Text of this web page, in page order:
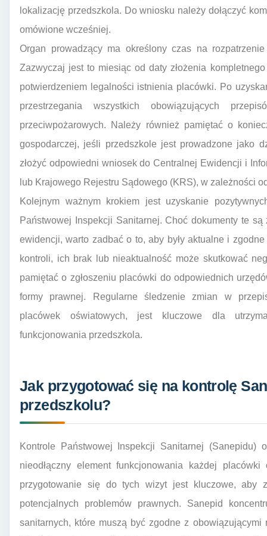
lokalizację przedszkola. Do wniosku należy dołączyć
omówione wcześniej.
Organ prowadzący ma określony czas na
Zazwyczaj jest to miesiąc od daty złożenia
potwierdzeniem legalności istnienia placówki. Po
przestrzegania wszystkich obowiązujących
przeciwpożarowych. Należy również pamiętać o
gospodarczej, jeśli przedszkole jest prowadzone jako
złożyć odpowiedni wniosek do Centralnej Ewidencji i
lub Krajowego Rejestru Sądowego (KRS), w zależności
Kolejnym ważnym krokiem jest uzyskanie
Państwowej Inspekcji Sanitarnej. Choć dokumenty te
ewidencji, warto zadbać o to, aby były aktualne i
kontroli, ich brak lub nieaktualność może skutkować
pamiętać o zgłoszeniu placówki do odpowiednich
formy prawnej. Regularne śledzenie zmian w
placówek oświatowych, jest kluczowe dla
funkcjonowania przedszkola.
Jak przygotować się na kontrolę
przedszkolu?
Kontrole Państwowej Inspekcji Sanitarnej (Sanepidu)
nieodłączny element funkcjonowania każdej
przygotowanie się do tych wizyt jest kluczowe, aby
potencjalnych problemów prawnych. Sanepid
sanitarnych, które muszą być zgodne z